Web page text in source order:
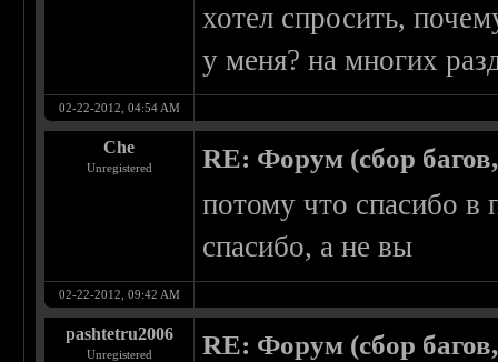
хотел спросить,
у меня? на многих
02-22-2012, 04:54 AM
Che
Unregistered RE: Форум (сбор
потому что спасибо в
спасибо, а не вы
02-22-2012, 09:42 AM
pashtetru2006
Unregistered RE: Форум (сбор